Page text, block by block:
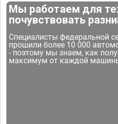
Мы работаем для
почувствовать
Специалисты федеральной
прошили более 10 000
- поэтому мы знаем, как
максимум от каждой